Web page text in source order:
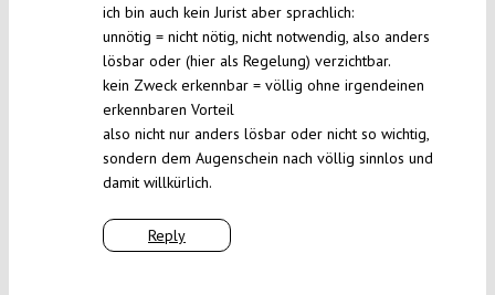
Reply
ich bin auch kein Jurist aber sprachlich:
unnötig = nicht nötig, nicht notwendig, also anders
lösbar oder (hier als Regelung) verzichtbar.
kein Zweck erkennbar = völlig ohne irgendeinen
erkennbaren Vorteil
also nicht nur anders lösbar oder nicht so wichtig,
sondern dem Augenschein nach völlig sinnlos und
damit willkürlich.